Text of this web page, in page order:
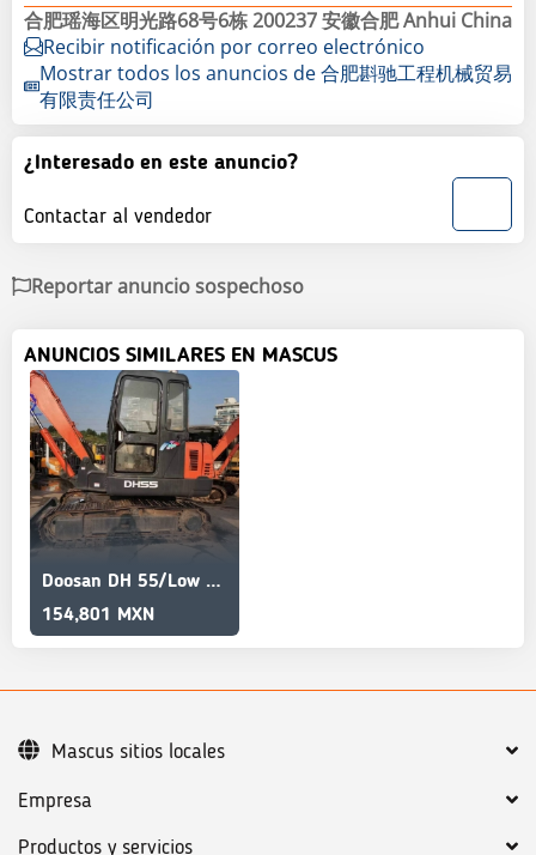
合肥瑶海区明光路68号6栋 200237 安徽合肥 Anhui China
Recibir notificación por correo electrónico
Mostrar todos los anuncios de 合肥斟驰工程机械贸易
有限责任公司
¿Interesado en este anuncio?
Contactar al vendedor
Reportar anuncio sospechoso
ANUNCIOS SIMILARES EN MASCUS
Doosan DH 55/Low price/affordable/Discount price
154,801 MXN
Empresa
Productos y servicios
Mascus sitios locales